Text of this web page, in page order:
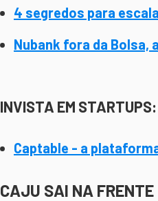
4 segredos para
Nubank fora da Bolsa,
INVISTA EM STARTUPS:
Captable - a
CAJU SAI NA FRENTE